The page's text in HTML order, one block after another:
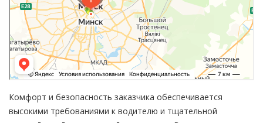
Комфорт и безопасность заказчика обеспечивается
высокими требованиями к водителю и тщательной